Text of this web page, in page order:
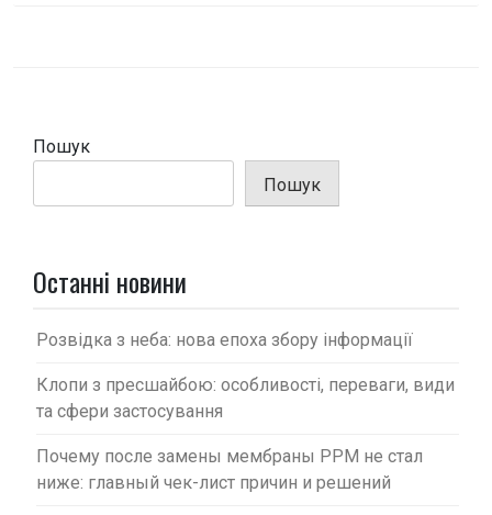
Пошук
Пошук
Останні новини
Розвідка з неба: нова епоха збору інформації
Клопи з пресшайбою: особливості, переваги, види
та сфери застосування
Почему после замены мембраны PPM не стал
ниже: главный чек-лист причин и решений